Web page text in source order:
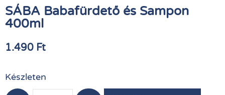
SÁBA Babafürdető és Sampon
400ml
1.490 Ft
Készleten